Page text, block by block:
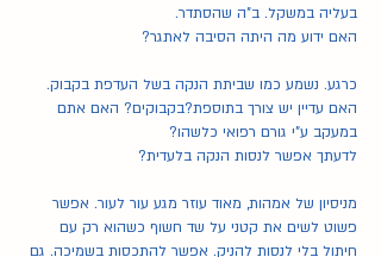
בעליה במשקל. ב"ה שהסתדר.
האם ידוע מה היתה הסיבה לאתגר?
כרגע. נשמע כמו שביתת הנקה בשל העדפת בקבוק.
במעקב ע"י גורם רפואי כלשהו?
לדעתך אפשר לנסות הנקה בלעדית?